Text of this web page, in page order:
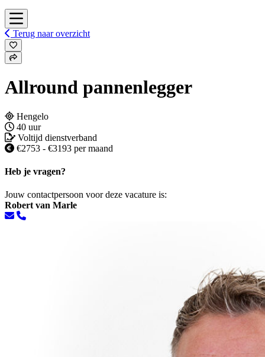
Terug naar overzicht
Allround pannenlegger
Hengelo
40 uur
Voltijd dienstverband
€2753 - €3193 per maand
Heb je vragen?
Jouw contactpersoon voor deze vacature is:
Robert van Marle